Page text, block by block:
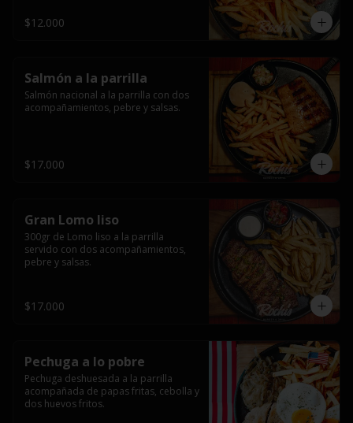
$12.000
Salmón a la parrilla
Salmón nacional a la parrilla con dos
acompañamientos, pebre y salsas.
$17.000
Gran Lomo liso
300gr de Lomo liso a la parrilla
servido con dos acompañamientos,
pebre y salsas.
$17.000
Pechuga a lo pobre
Pechuga deshuesada a la parrilla
acompañada de papas fritas, cebolla y
dos huevos fritos.